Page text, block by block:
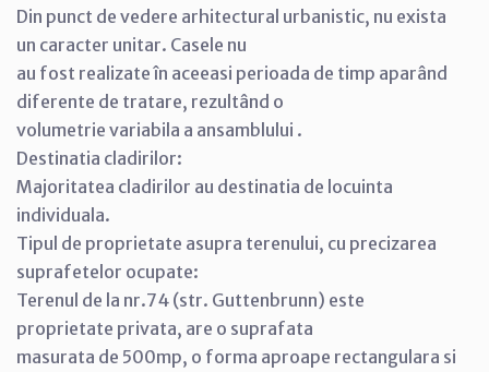
Din punct de vedere arhitectural urbanistic, nu exista
un caracter unitar. Casele nu
au fost realizate în aceeasi perioada de timp aparând
diferente de tratare, rezultând o
volumetrie variabila a ansamblului .
Destinatia cladirilor:
Majoritatea cladirilor au destinatia de locuinta
individuala.
Tipul de proprietate asupra terenului, cu precizarea
suprafetelor ocupate:
Terenul de la nr.74 (str. Guttenbrunn) este
proprietate privata, are o suprafata
masurata de 500mp, o forma aproape rectangulara si